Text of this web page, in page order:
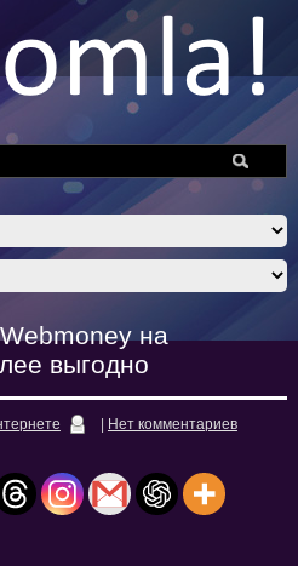
на
выгодно
Нет комментариев